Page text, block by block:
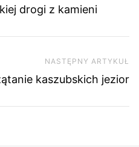
drogi z kamieni
NASTĘPNY ARTYKUŁ
kaszubskich jezior